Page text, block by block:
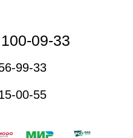
09-33
99-33
00-55